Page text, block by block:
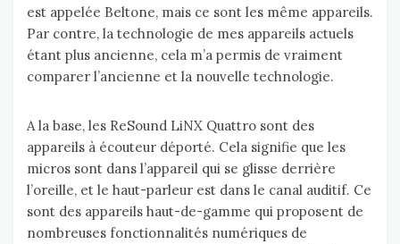
est appelée Beltone, mais ce sont les même appareils.
Par contre, la technologie de mes appareils actuels
étant plus ancienne, cela m’a permis de vraiment
comparer l’ancienne et la nouvelle technologie.
A la base, les ReSound LiNX Quattro sont des
appareils à écouteur déporté. Cela signifie que les
micros sont dans l’appareil qui se glisse derrière
l’oreille, et le haut-parleur est dans le canal auditif. Ce
sont des appareils haut-de-gamme qui proposent de
nombreuses fonctionnalités numériques de